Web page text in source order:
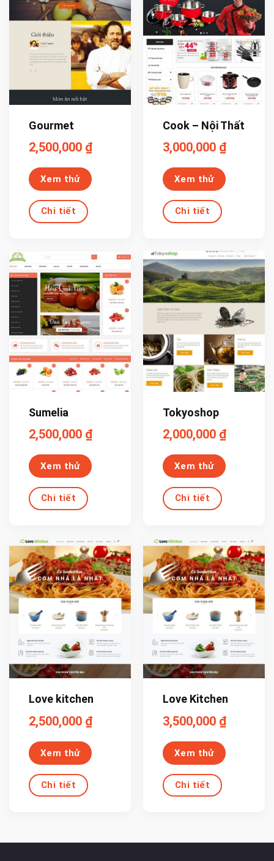
Gourmet
2,500,000 ₫
Xem thử
Chi tiết
Cook – Nội Thất
3,000,000 ₫
Xem thử
Chi tiết
Sumelia
2,500,000 ₫
Xem thử
Chi tiết
Tokyoshop
2,000,000 ₫
Xem thử
Chi tiết
Love kitchen
2,500,000 ₫
Xem thử
Chi tiết
Love Kitchen
3,500,000 ₫
Xem thử
Chi tiết